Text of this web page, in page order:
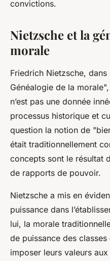
convictions.
Nietzsche et la
morale
Friedrich Nietzsche,
Généalogie de la
n’est pas une donnée
processus historique et
question la notion de
était traditionnellement
concepts sont le résultat
de rapports de pouvoir.
Nietzsche a mis en
puissance dans
lui, la morale
de puissance des
imposer leurs valeurs